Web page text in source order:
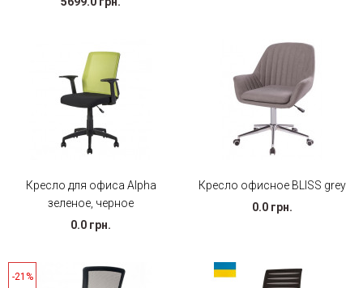
Кресло для офиса Alpha
зеленое, черное
0.0 грн.
Кресло офисное BLISS grey
0.0 грн.
-21%